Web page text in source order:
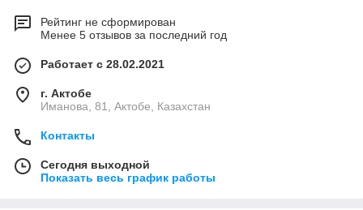
Рейтинг не сформирован
Менее 5 отзывов за последний год
Работает с 28.02.2021
г. Актобе
Иманова, 81, Актобе, Казахстан
Контакты
Сегодня выходной
Показать весь график работы